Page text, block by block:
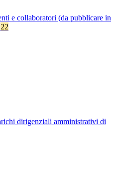
e collaboratori (da pubblicare in
22
dirigenziali amministrativi di